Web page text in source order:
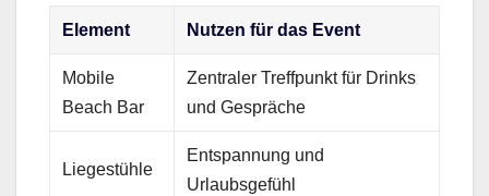
Element Nutzen für das Event
Mobile
Beach Bar
Zentraler Treffpunkt für Drinks
und Gespräche
Liegestühle
Entspannung und
Urlaubsgefühl